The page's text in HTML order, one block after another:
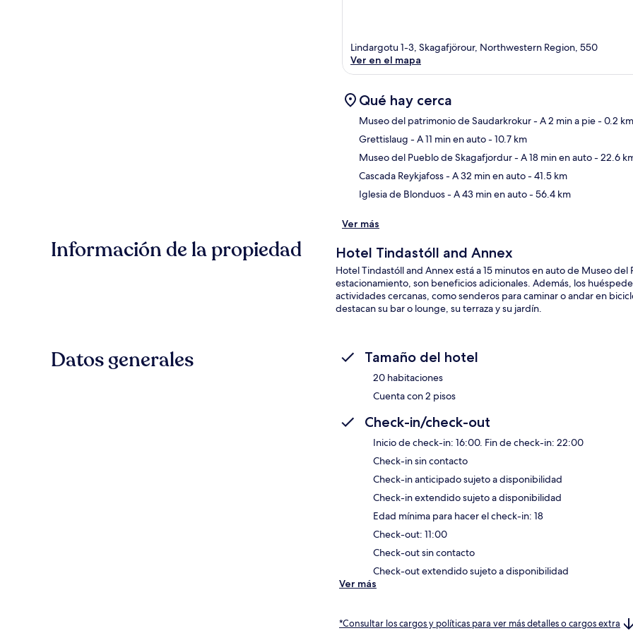
Lindargotu 1-3, Skagafjörour, Northwestern Region, 550
Ver en el mapa
Qué hay cerca
Museo del patrimonio de Saudarkrokur- A 2 min a pie- 0.2 km
Grettislaug - A 11 min en auto- 10.7 km
Museo del Pueblo de Skagafjordur- A 18 min en auto- 22.6
Cascada Reykjafoss- A 32 min en auto- 41.5 km
Iglesia de Blonduos- A 43 min en auto- 56.4 km
Ver más
Información de la propiedad Hotel Tindastóll and Annex
Hotel Tindastóll and Annex está a 15 minutos en auto de Museo
estacionamiento, son beneficios adicionales. Además, los
actividades cercanas, como senderos para caminar o andar en
destacan su bar o lounge, su terraza y su jardín.
Datos generales Tamaño del hotel
20 habitaciones
Cuenta con 2 pisos
Check-in/check-out
Inicio de check-in: 16:00. Fin de check-in: 22:00
Check-in sin contacto
Check-in anticipado sujeto a disponibilidad
Check-in extendido sujeto a disponibilidad
Edad mínima para hacer el check-in: 18
Check-out: 11:00
Check-out sin contacto
Check-out extendido sujeto a disponibilidad
Ver más
*Consultar los cargos y políticas para ver más detalles o cargos extra